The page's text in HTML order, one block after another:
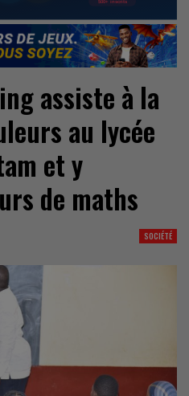
assiste à la
au lycée
et y
de maths
SOCIÉTÉ